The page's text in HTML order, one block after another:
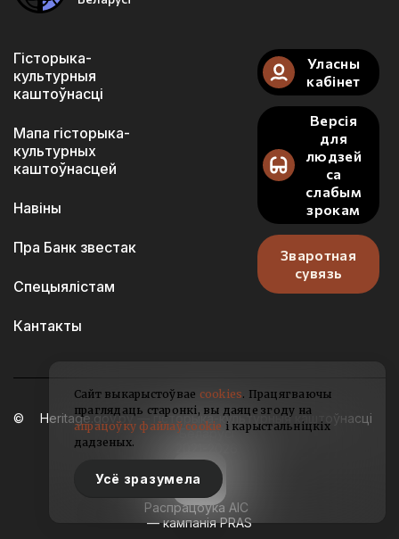
Гісторыка-
культурныя
каштоўнасці
Мапа гісторыка-
культурных
каштоўнасцей
Навіны
Пра Банк звестак
Спецыялістам
Кантакты
Уласны
кабінет
Версія
для
людзей
са
слабым
зрокам
Зваротная
сувязь
Heritage.gov.by — гісторыка-культурныя каштоўнасці
Беларусі
Распрацоўка АІС
— кампанія PRAS
Сайт выкарыстоўвае cookies. Працягваючы
праглядаць старонкі, вы даяце згоду на
апрацоўку файлаў cookie і карыстальніцкіх
дадзеных.
Усё зразумела